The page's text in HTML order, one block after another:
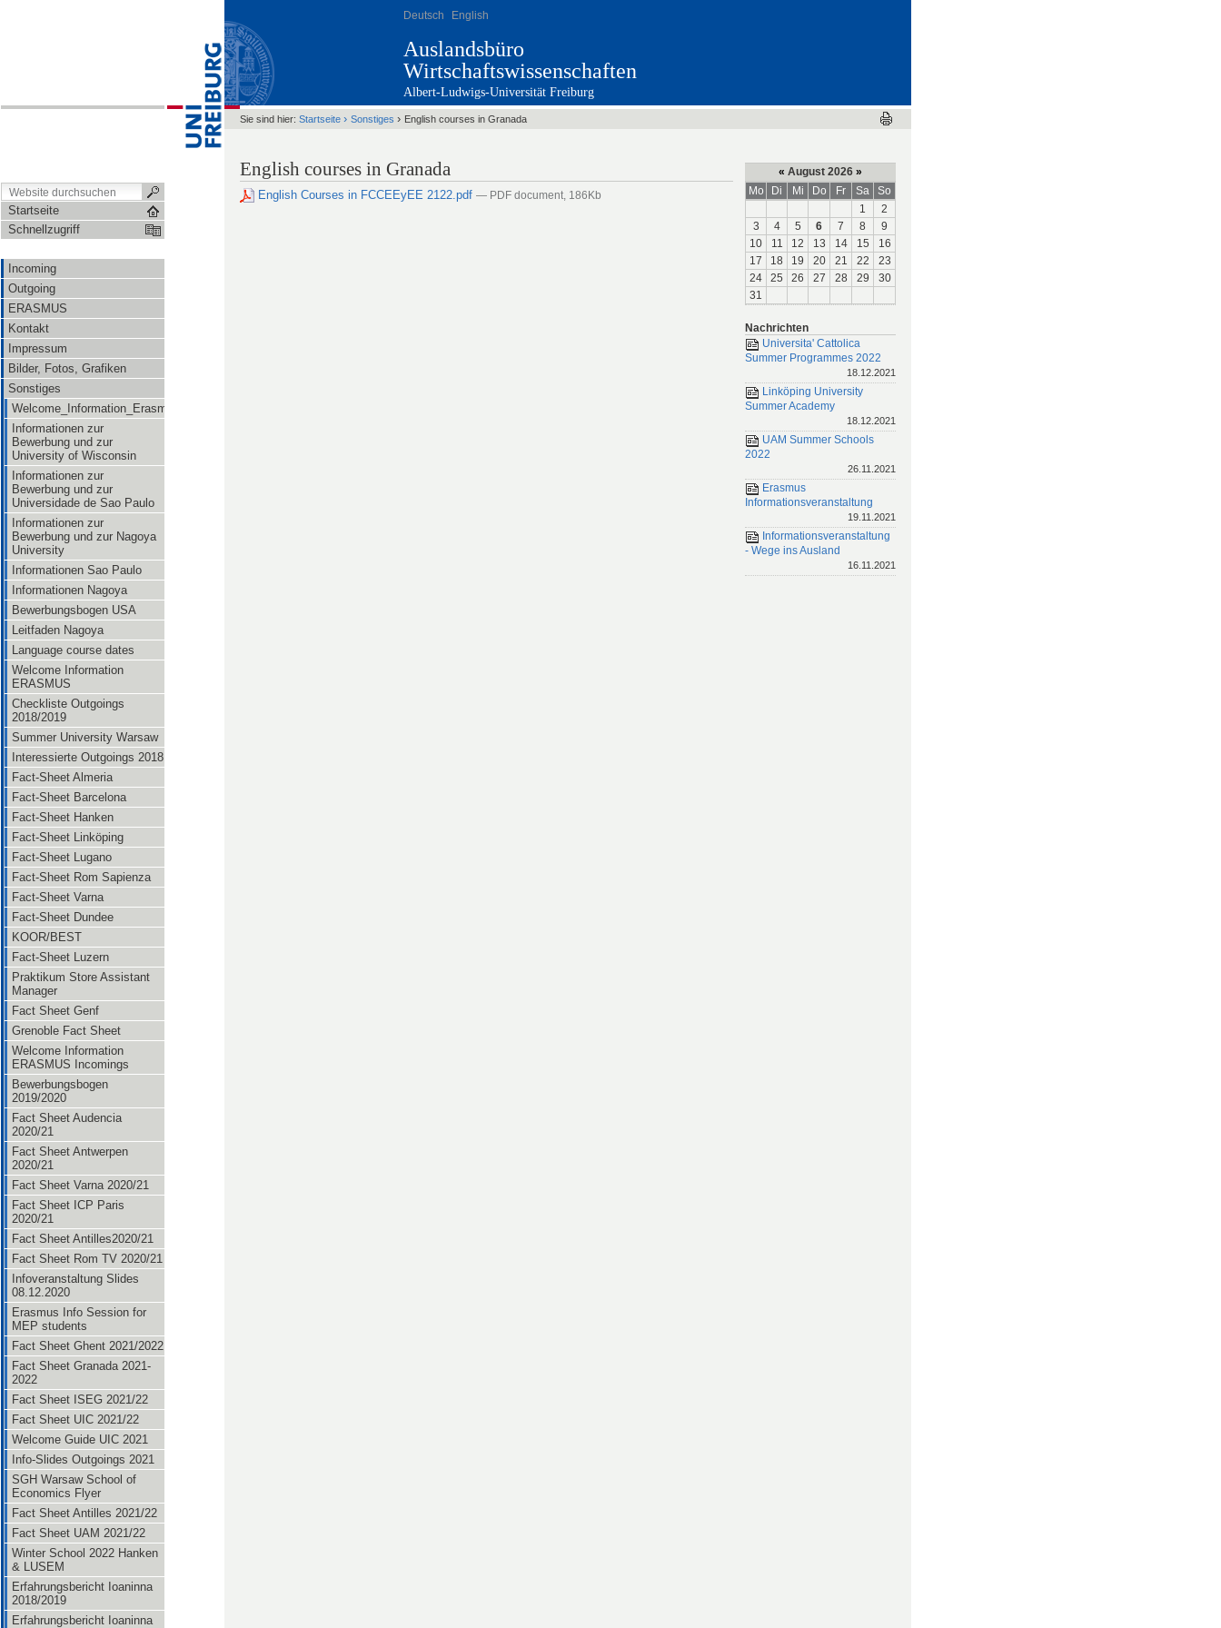
Startseite
Schnellzugriff
Incoming
Outgoing
ERASMUS
Kontakt
Impressum
Bilder, Fotos, Grafiken
Sonstiges
Welcome_Information_Erasmus
Informationen zur
Bewerbung und zur
University of Wisconsin
Informationen zur
Bewerbung und zur
Universidade de Sao Paulo
Informationen zur
Bewerbung und zur Nagoya
University
Informationen Sao Paulo
Informationen Nagoya
Bewerbungsbogen USA
Leitfaden Nagoya
Language course dates
Welcome Information
ERASMUS
Checkliste Outgoings
2018/2019
Summer University Warsaw
Interessierte Outgoings 2018
Fact-Sheet Almeria
Fact-Sheet Barcelona
Fact-Sheet Hanken
Fact-Sheet Linköping
Fact-Sheet Lugano
Fact-Sheet Rom Sapienza
Fact-Sheet Varna
Fact-Sheet Dundee
KOOR/BEST
Fact-Sheet Luzern
Praktikum Store Assistant
Manager
Fact Sheet Genf
Grenoble Fact Sheet
Welcome Information
ERASMUS Incomings
Bewerbungsbogen
2019/2020
Fact Sheet Audencia
2020/21
Fact Sheet Antwerpen
2020/21
Fact Sheet Varna 2020/21
Fact Sheet ICP Paris
2020/21
Fact Sheet Antilles2020/21
Fact Sheet Rom TV 2020/21
Infoveranstaltung Slides
08.12.2020
Erasmus Info Session for
MEP students
Fact Sheet Ghent 2021/2022
Fact Sheet Granada 2021-
2022
Fact Sheet ISEG 2021/22
Fact Sheet UIC 2021/22
Welcome Guide UIC 2021
Info-Slides Outgoings 2021
SGH Warsaw School of
Economics Flyer
Fact Sheet Antilles 2021/22
Fact Sheet UAM 2021/22
Winter School 2022 Hanken
& LUSEM
Erfahrungsbericht Ioaninna
2018/2019
Erfahrungsbericht Ioaninna
Deutsch English
Auslandsbüro
Wirtschaftswissenschaften
Albert-Ludwigs-Universität Freiburg
Sie sind hier: Startseite › Sonstiges › English courses in Granada
English courses in Granada
English Courses in FCCEEyEE 2122.pdf — PDF document, 186Kb
« August 2026 »
Mo
Di Mi Do Fr Sa
So
1
2
3
4 5 6 7 8
9
10
11 12 13 14 15
16
17
18 19 20 21 22
23
24
25 26 27 28 29
30
31
Nachrichten
Universita' Cattolica
Summer Programmes 2022
18.12.2021
Linköping University
Summer Academy
18.12.2021
UAM Summer Schools
2022
26.11.2021
Erasmus
Informationsveranstaltung
19.11.2021
Informationsveranstaltung
- Wege ins Ausland
16.11.2021